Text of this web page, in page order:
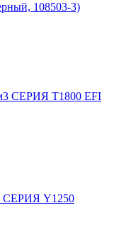
108503-3)
СЕРИЯ T1800 EFI
СЕРИЯ Y1250